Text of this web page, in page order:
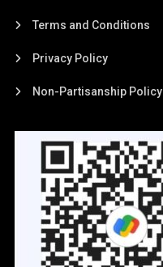
Terms and Conditions
Privacy Policy
Non-Partisanship Policy